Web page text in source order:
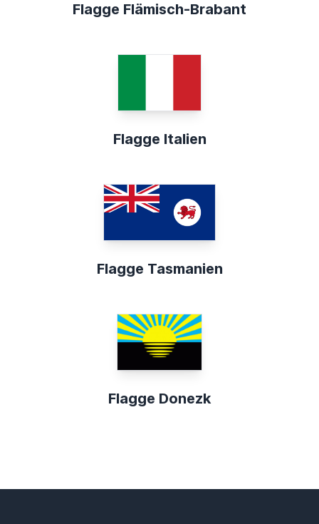
Flagge Flämisch-Brabant
Flagge Italien
Flagge Tasmanien
Flagge Donezk